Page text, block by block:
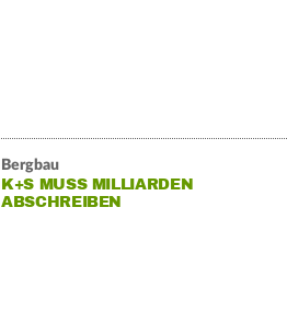
Bergbau
K+S MUSS MILLIARDEN
ABSCHREIBEN